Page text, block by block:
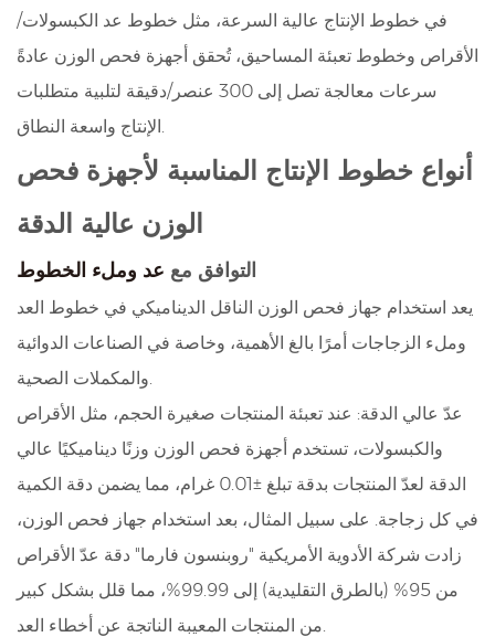
في خطوط الإنتاج عالية السرعة، مثل خطوط عد الكبسولات/
الأقراص وخطوط تعبئة المساحيق، تُحقق أجهزة فحص الوزن عادةً
سرعات معالجة تصل إلى 300 عنصر/دقيقة لتلبية متطلبات
الإنتاج واسعة النطاق.
أنواع خطوط الإنتاج المناسبة لأجهزة فحص
الوزن عالية الدقة
التوافق مع عد وملء الخطوط
يعد استخدام جهاز فحص الوزن الناقل الديناميكي في خطوط العد
وملء الزجاجات أمرًا بالغ الأهمية، وخاصة في الصناعات الدوائية
والمكملات الصحية.
عدّ عالي الدقة: عند تعبئة المنتجات صغيرة الحجم، مثل الأقراص
والكبسولات، تستخدم أجهزة فحص الوزن وزنًا ديناميكيًا عالي
الدقة لعدّ المنتجات بدقة تبلغ ±0.01 غرام، مما يضمن دقة الكمية
في كل زجاجة. على سبيل المثال، بعد استخدام جهاز فحص الوزن،
زادت شركة الأدوية الأمريكية "روبنسون فارما" دقة عدّ الأقراص
من 95% (بالطرق التقليدية) إلى 99.99%، مما قلل بشكل كبير
من المنتجات المعيبة الناتجة عن أخطاء العد.